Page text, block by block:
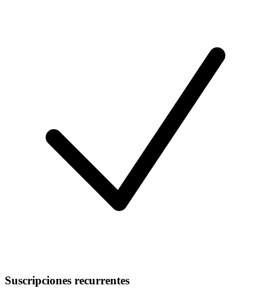
Suscripciones recurrentes